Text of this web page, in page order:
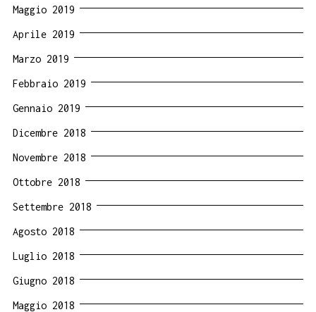
Maggio 2019
Aprile 2019
Marzo 2019
Febbraio 2019
Gennaio 2019
Dicembre 2018
Novembre 2018
Ottobre 2018
Settembre 2018
Agosto 2018
Luglio 2018
Giugno 2018
Maggio 2018